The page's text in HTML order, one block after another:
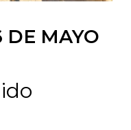
DE MAYO